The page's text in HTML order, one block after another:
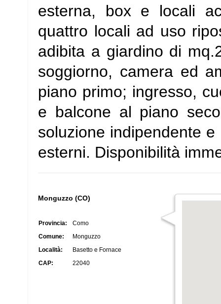
esterna, box e locali
quattro locali ad uso
adibita a giardino di
soggiorno, camera ed
piano primo; ingresso,
e balcone al piano
soluzione indipendente
esterni. Disponibilità
Monguzzo (CO)
Provincia:
Como
Comune:
Monguzzo
Località:
Basetto e Fornace
CAP:
22040